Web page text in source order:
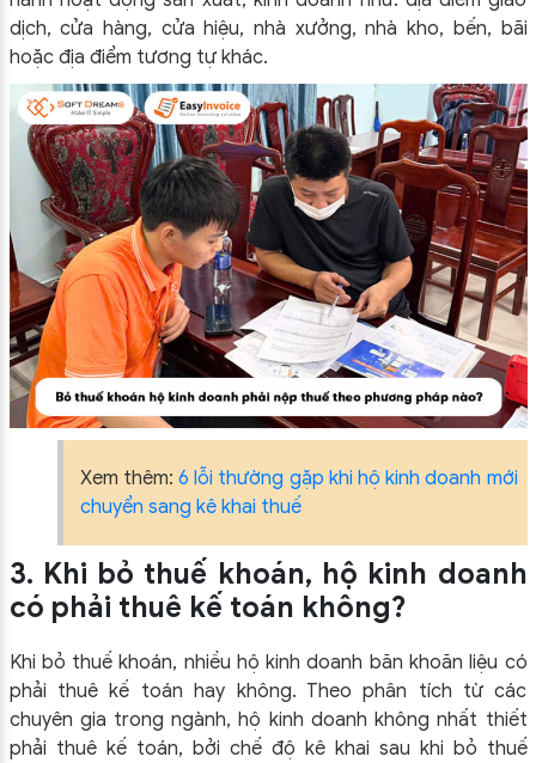
dịch, cửa hàng, cửa hiệu, nhà xưởng, nhà kho, bến, bãi
hoặc địa điểm tương tự khác.
Xem thêm: 6 lỗi thường gặp khi hộ kinh doanh mới
chuyển sang kê khai thuế
3. Khi bỏ thuế khoán, hộ kinh doanh
có phải thuê kế toán không?
Khi bỏ thuế khoán, nhiều hộ kinh doanh băn khoăn liệu có
phải thuê kế toán hay không. Theo phân tích từ các
chuyên gia trong ngành, hộ kinh doanh không nhất thiết
phải thuê kế toán, bởi chế độ kê khai sau khi bỏ thuế